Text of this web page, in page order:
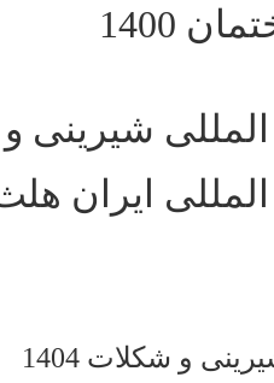
1400
المللی شیرینی
ایران